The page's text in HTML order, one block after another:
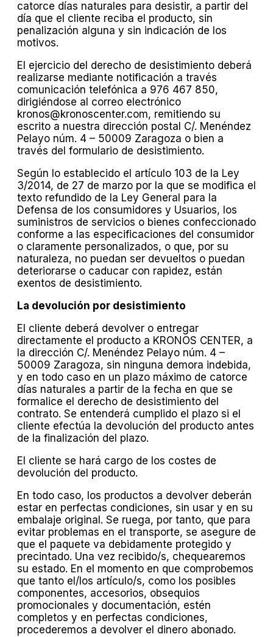
catorce días naturales para desistir, a partir del
día que el cliente reciba el producto, sin
penalización alguna y sin indicación de los
motivos.
El ejercicio del derecho de desistimiento deberá
realizarse mediante notificación a través
comunicación telefónica a 976 467 850,
dirigiéndose al correo electrónico
kronos@kronoscenter.com, remitiendo su
escrito a nuestra dirección postal C/. Menéndez
Pelayo núm. 4 – 50009 Zaragoza o bien a
través del formulario de desistimiento.
Según lo establecido el artículo 103 de la Ley
3/2014, de 27 de marzo por la que se modifica el
texto refundido de la Ley General para la
Defensa de los consumidores y Usuarios, los
suministros de servicios o bienes confeccionado
conforme a las especificaciones del consumidor
o claramente personalizados, o que, por su
naturaleza, no puedan ser devueltos o puedan
deteriorarse o caducar con rapidez, están
exentos de desistimiento.
La devolución por desistimiento
El cliente deberá devolver o entregar
directamente el producto a KRONOS CENTER, a
la dirección C/. Menéndez Pelayo núm. 4 –
50009 Zaragoza, sin ninguna demora indebida,
y en todo caso en un plazo máximo de catorce
días naturales a partir de la fecha en que se
formalice el derecho de desistimiento del
contrato. Se entenderá cumplido el plazo si el
cliente efectúa la devolución del producto antes
de la finalización del plazo.
El cliente se hará cargo de los costes de
devolución del producto.
En todo caso, los productos a devolver deberán
estar en perfectas condiciones, sin usar y en su
embalaje original. Se ruega, por tanto, que para
evitar problemas en el transporte, se asegure de
que el paquete va debidamente protegido y
precintado. Una vez recibido/s, chequearemos
su estado. En el momento en que comprobemos
que tanto el/los artículo/s, como los posibles
componentes, accesorios, obsequios
promocionales y documentación, estén
completos y en perfectas condiciones,
procederemos a devolver el dinero abonado.